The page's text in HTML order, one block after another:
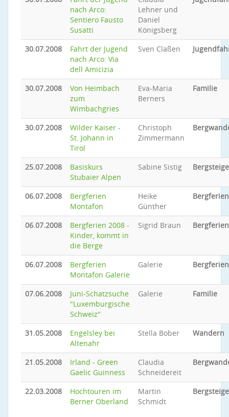
nach Arco:
Sentiero Fausto
Susatti
Lehner und
Daniel
Königsberg
30.07.2008
Fahrt der Jugend
nach Arco: Via
dell Amicizia
Sven Claßen
30.07.2008
Von Heimbach
zum
Wimbachgries
Eva-Maria
Berners
Familie
30.07.2008
Wilder Kaiser -
St. Johann in
Tirol
Christoph
Zimmermann
25.07.2008
Basiskurs
Stubaier Alpen
Sabine Sistig
06.07.2008
Bergferien
Montafon
Heike
Günther
Bergferien
06.07.2008
Bergferien 2008 -
Kinder, kommt in
die Berge
Sigrid Braun Bergferien
06.07.2008
Bergferien
Montafon Galerie
Galerie Bergferien
07.06.2008
Juni-Schatzsuche
"Luxemburgische
Schweiz"
Galerie Familie
31.05.2008
Engelsley bei
Altenahr
Stella Bober Wandern
21.05.2008
Irland - Green
Gaelic Guinness
Claudia
Schneidereit
22.03.2008
Hochtouren im
Berner Oberland
Martin
Schmidt